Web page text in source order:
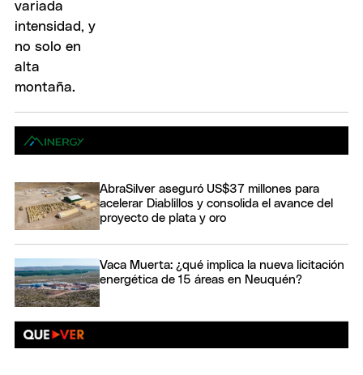
AbraSilver aseguró US$37 millones para
acelerar Diablillos y consolida el avance del
proyecto de plata y oro
Vaca Muerta: ¿qué implica la nueva licitación
energética de 15 áreas en Neuquén?